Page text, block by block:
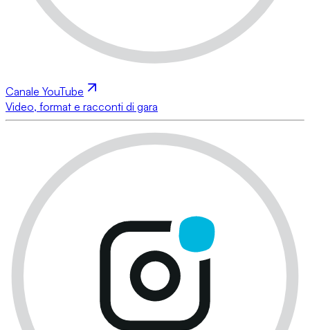
Canale YouTube
Video, format e racconti di gara